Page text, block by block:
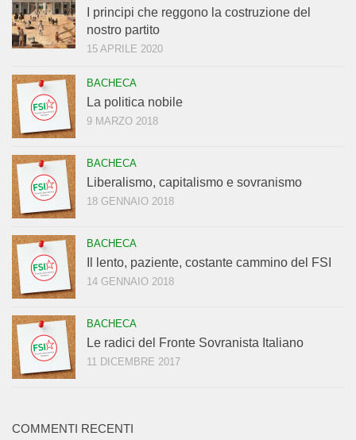
I principi che reggono la costruzione del
nostro partito
15 APRILE 2020
BACHECA
La politica nobile
9 MARZO 2018
BACHECA
Liberalismo, capitalismo e sovranismo
18 GENNAIO 2018
BACHECA
Il lento, paziente, costante cammino del FSI
14 GENNAIO 2018
BACHECA
Le radici del Fronte Sovranista Italiano
11 DICEMBRE 2017
COMMENTI RECENTI